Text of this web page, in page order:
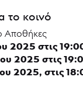
το κοινό
Αποθήκες
2025 στις
2025 στις
2025, στις